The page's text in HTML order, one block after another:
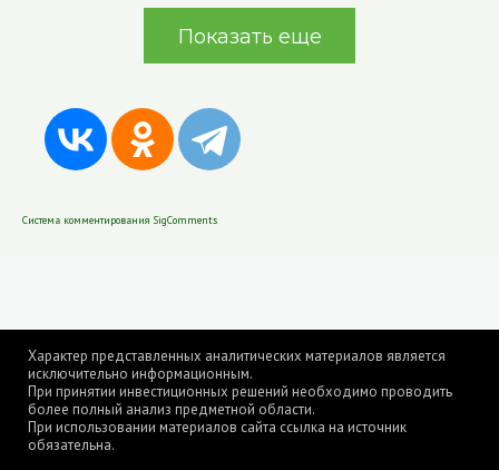
Показать еще
Система комментирования SigComments
Характер представленных аналитических материалов является
исключительно информационным.
При принятии инвестиционных решений необходимо проводить
более полный анализ предметной области.
При использовании материалов сайта ссылка на источник
обязательна.